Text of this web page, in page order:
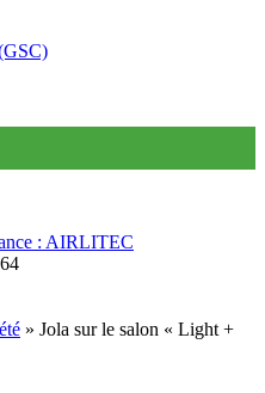
: AIRLITEC
» Jola sur le salon « Light +